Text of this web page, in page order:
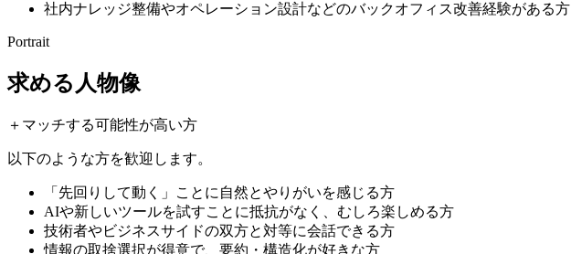
社内ナレッジ整備やオペレーション設計などのバックオフィス改善経験がある方
Portrait
求める人物像
＋ マッチする可能性が高い方
以下のような方を歓迎します。
「先回りして動く」ことに自然とやりがいを感じる方
AIや新しいツールを試すことに抵抗がなく、むしろ楽しめる方
技術者やビジネスサイドの双方と対等に会話できる方
情報の取捨選択が得意で、要約・構造化が好きな方